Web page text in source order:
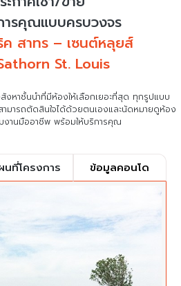
ารคุณแบบครบวงจร
ค สาทร – เซนต์หลุยส์
St. Louis
หาชั้นนำที่มีห้องให้เลือกเยอะที่สุด ทุกรูปแบบ
ามารถตัดสินใจได้ด้วยตนเองและนัดหมายดูห้อง
านมืออาชีพ พร้อมให้บริการคุณ
นที่โครงการ ข้อมูลคอนโด